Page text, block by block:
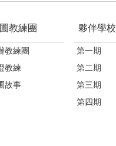
教練團
教練團
教練
故事
夥伴學校
第一期
第二期
第三期
第四期